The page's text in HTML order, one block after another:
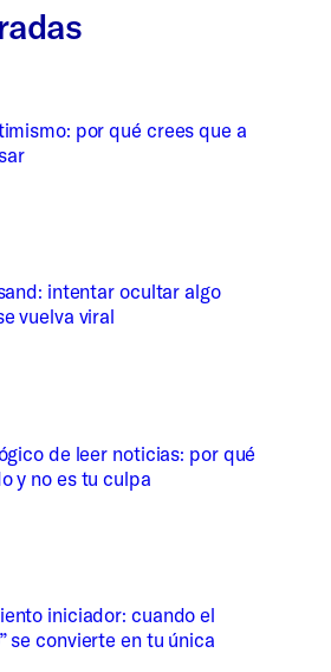
por qué crees que a
intentar ocultar algo
vuelva viral
de leer noticias: por qué
y no es tu culpa
iniciador: cuando el
se convierte en tu única